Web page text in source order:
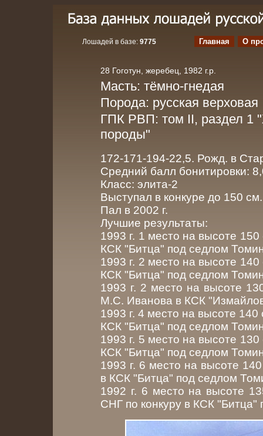
Лошадей в базе: 9775 Главная О
28 Гоготун, жеребец, 1982 г.р.
Масть: тёмно-гнедая
Порода: русская верховая
ГПК РВП: том II, раздел 1
породы"
172-171-194-22,5. Рожд. в
Средний балл бонитировки:
Класс: элита-2
Выступал в конкуре до 150 см.
Пал в 2002 г.
Лучшие результаты:
1993 г. 1 место на высоте
КСК "Битца" под седлом
1993 г. 2 место на высоте
КСК "Битца" под седлом
1993 г. 2 место на высоте
М.С. Иванова в КСК
1993 г. 4 место на высоте
КСК "Битца" под седлом
1993 г. 5 место на высоте
КСК "Битца" под седлом
1993 г. 6 место на высоте
в КСК "Битца" под седлом
1992 г. 6 место на высоте
СНГ по конкуру в КСК